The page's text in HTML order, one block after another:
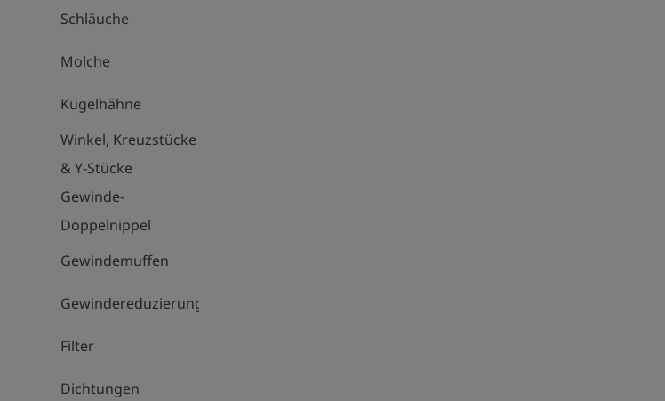
Schläuche
Molche
Kugelhähne
Winkel, Kreuzstücke
& Y-Stücke
Gewinde-
Doppelnippel
Gewindemuffen
Gewindereduzierungen
Filter
Dichtungen